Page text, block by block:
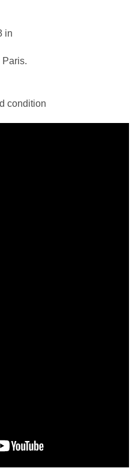
in
Paris.
condition